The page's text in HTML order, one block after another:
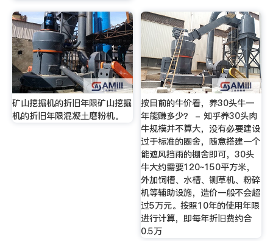
矿山挖掘机的折旧年限矿山挖掘
机的折旧年限混凝土磨粉机。
按目前的牛价看，养30头牛一
年能赚多少？ - 知乎养30头肉
牛规模并不算大，没有必要建设
过于标准的圈舍，随意搭建一个
能遮风挡雨的棚舍即可，30头
牛大约需要120~150平方米，
外加饲槽、水槽、铡草机、粉碎
机等辅助设施，造价一般不会超
过5万元。按照10年的使用年限
进行计算，即每年折旧费约合
0.5万